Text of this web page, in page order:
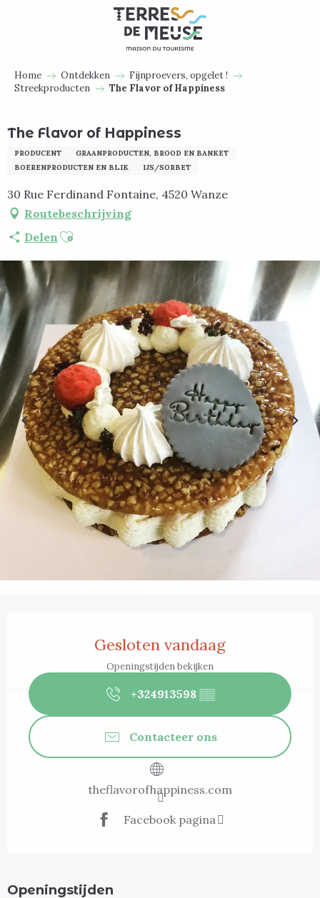
Home Ontdekken
Fijnproevers, opgelet !
Streekproducten
The Flavor of Happiness
The Flavor of Happiness
PRODUCENT
GRAANPRODUCTEN, BROOD EN BANKET
BOERENPRODUCTEN EN BLIK
IJS/SORBET
30 Rue Ferdinand Fontaine, 4520 Wanze
Routebeschrijving
Delen Ajouter aux favoris
Gesloten vandaag
Openingstijden bekijken
+324913598 ▒▒
Contacteer ons
theflavorofhappiness.com
Facebook pagina
Openingstijden